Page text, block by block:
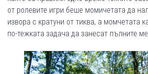
от ролевите игри беше момичетата да
извора с кратуни от тиква, а момчетата
по-тежката задача да занесат пълните